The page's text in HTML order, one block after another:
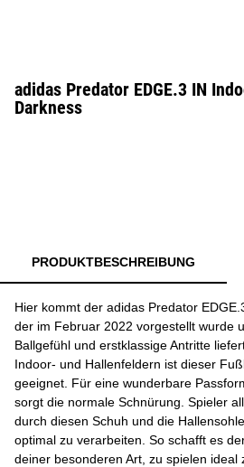
adidas Predator EDGE.3 IN
Darkness
PRODUKTBESCHREIBUNG
Hier kommt der adidas Predator
der im Februar 2022 vorgestellt wurde
Ballgefühl und erstklassige Antritte
Indoor- und Hallenfeldern ist dieser
geeignet. Für eine wunderbare
sorgt die normale Schnürung. Spieler
durch diesen Schuh und die
optimal zu verarbeiten. So schafft es
deiner besonderen Art, zu spielen ideal